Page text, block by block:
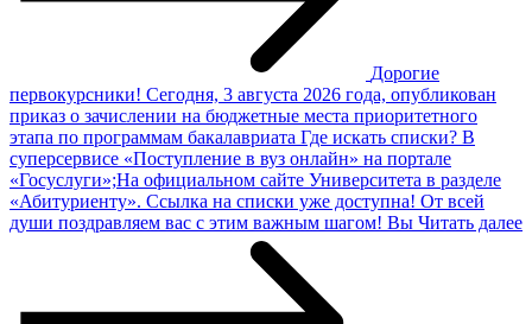
Дорогие
первокурсники! Сегодня, 3 августа 2026 года, опубликован
приказ о зачислении на бюджетные места приоритетного
этапа по программам бакалавриата Где искать списки? В
суперсервисе «Поступление в вуз онлайн» на портале
«Госуслуги»;На официальном сайте Университета в разделе
«Абитуриенту». Ссылка на списки уже доступна! От всей
души поздравляем вас с этим важным шагом! Вы Читать далее